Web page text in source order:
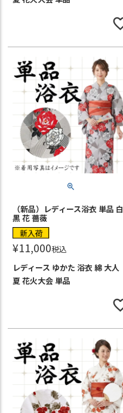
（新品）レディース浴衣 単品 白
黒 花 薔薇
新入荷
¥11,000税込
レディース ゆかた 浴衣 綿 大人
夏 花火大会 単品